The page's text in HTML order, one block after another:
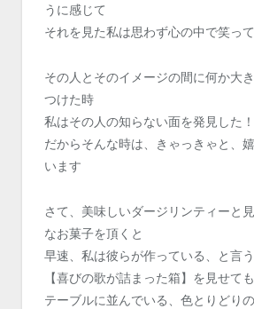
うに感じて
それを見た私は思わず心の中で笑っ
その人とそのイメージの間に何か大
つけた時
私はその人の知らない面を発見した
だからそんな時は、きゃっきゃと、
います
さて、美味しいダージリンティーと
なお菓子を頂くと
早速、私は彼らが作っている、と言う
【喜びの歌が詰まった箱】を見せて
テーブルに並んでいる、色とりどり